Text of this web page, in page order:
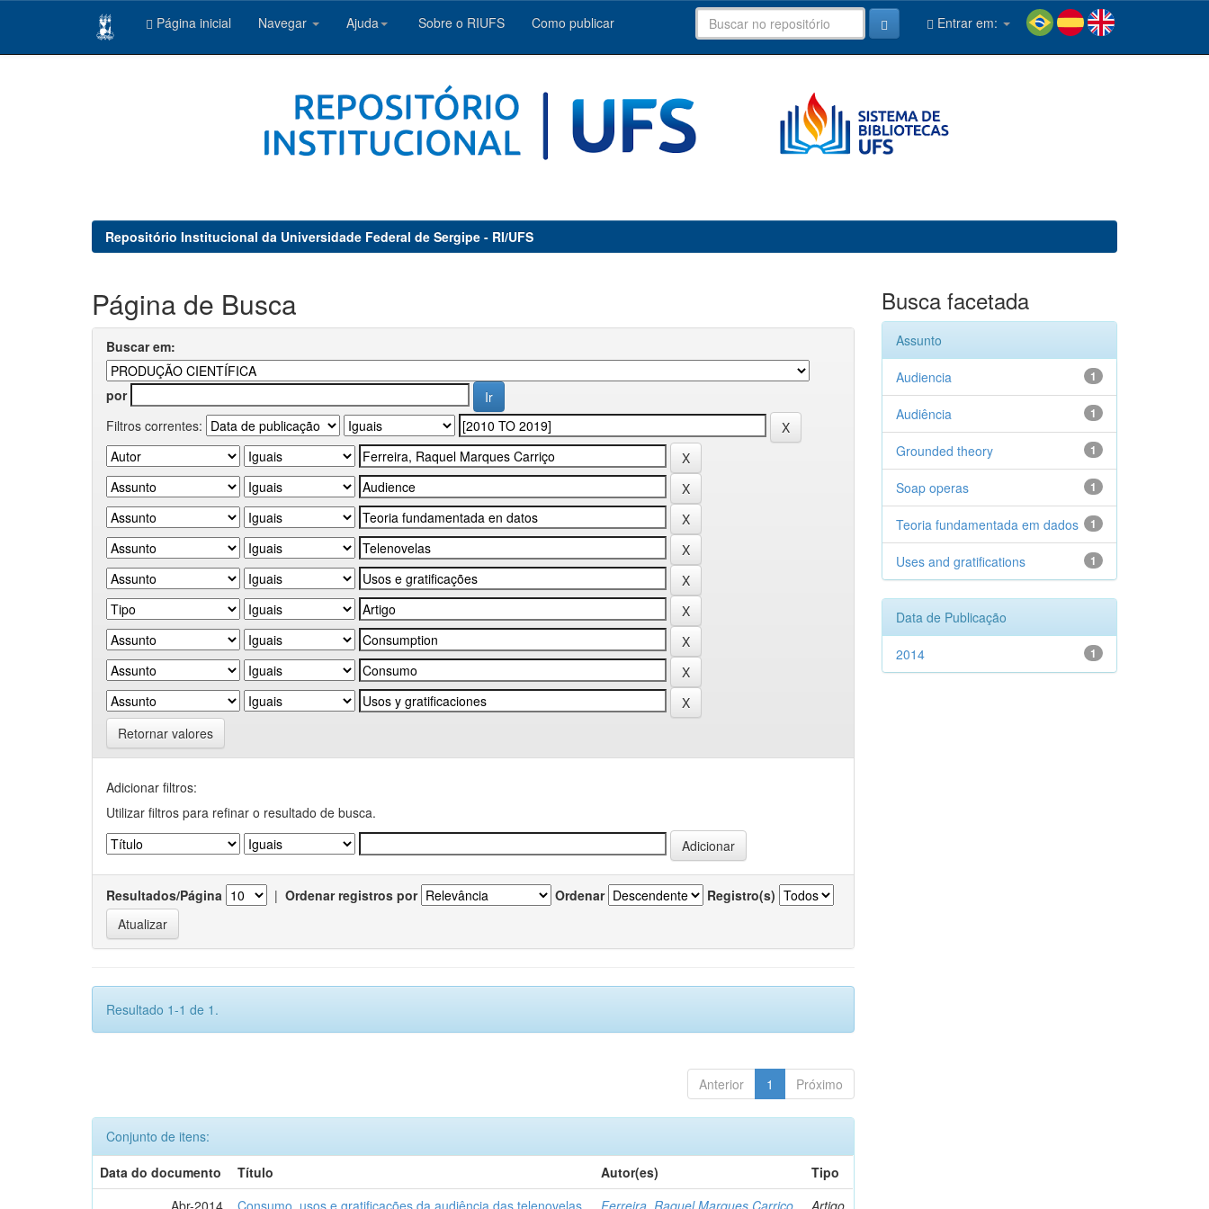
Página inicial Navegar Ajuda Sobre o RIUFS Como publicar Entrar em:
Repositório Institucional da Universidade Federal de Sergipe - RI/UFS
Página de Busca
Buscar em:
por
Filtros correntes:
Retornar valores
Adicionar filtros:
Utilizar filtros para refinar o resultado de busca.
Resultados/Página | Ordenar registros por Ordenar Registro(s)
Resultado 1-1 de 1.
Anterior 1 Próximo
Conjunto de itens:
Data do documento
Título Autor(es)
Tipo
Abr-2014
Consumo, usos e gratificações da audiência das telenovelas Ferreira, Raquel Marques Carriço Artigo
Busca facetada
Assunto
1
Audiencia
1
Audiência
1
Grounded theory
1
Soap operas
1
Teoria fundamentada em dados
1
Uses and gratifications
Data de Publicação
1
2014